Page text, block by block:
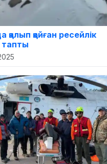
қойған ресейлік
тапты